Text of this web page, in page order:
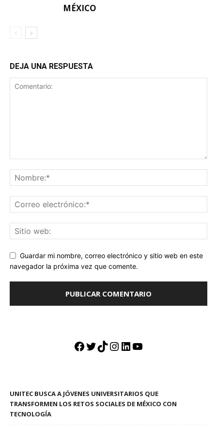
MÉXICO
DEJA UNA RESPUESTA
Guardar mi nombre, correo electrónico y sitio web en este
navegador la próxima vez que comente.
Facebook
Twitter
TikTok
Instagram
LinkedIn
YouTube
UNITEC BUSCA A JÓVENES UNIVERSITARIOS QUE
TRANSFORMEN LOS RETOS SOCIALES DE MÉXICO CON
TECNOLOGÍA